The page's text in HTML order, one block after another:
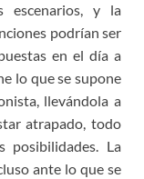
escenarios, y la
podrían ser
en el día a
lo que se supone
llevándola a
atrapado, todo
posibilidades. La
ante lo que se